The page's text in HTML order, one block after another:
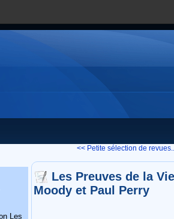
<< Petite sélection de
Les Preuves de la
Moody et Paul Perry